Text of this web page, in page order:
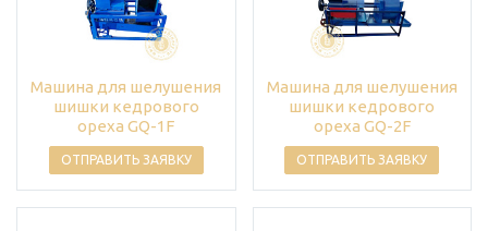
Машина для шелушения
шишки кедрового
ореха GQ-1F
ОТПРАВИТЬ ЗАЯВКУ
Машина для шелушения
шишки кедрового
ореха GQ-2F
ОТПРАВИТЬ ЗАЯВКУ